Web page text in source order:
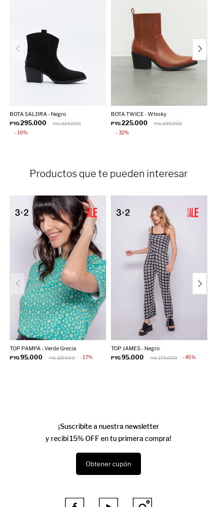
BOTA SALDRA - Negro
PYG295.000 PYG 329.000
10
BOTA TWICE - Whisky
PYG225.000 PYG 335.000
32
Productos que te pueden interesar
TOP PAMPA - Verde Grecia
PYG95.000 PYG 115.000 17
TOP JAMES - Negro
PYG95.000 PYG 175.000 45
¡Suscribite a nuestra newsletter
y recibí 15% OFF en tu primera compra!
Obtener cupón